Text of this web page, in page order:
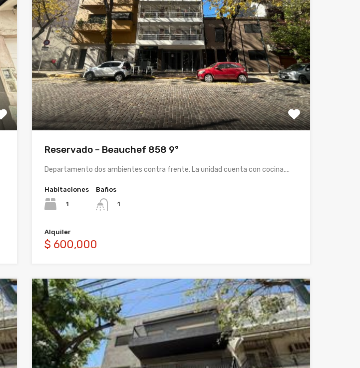
Reservado – Beauchef 858 9°
Departamento dos ambientes contra frente. La unidad cuenta con cocina,…
Habitaciones
1
Baños
1
Alquiler
$ 600,000